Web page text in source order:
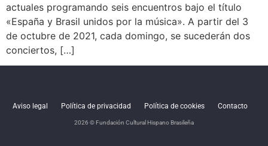
actuales programando seis encuentros bajo el título
«España y Brasil unidos por la música». A partir del 3
de octubre de 2021, cada domingo, se sucederán dos
conciertos, […]
Aviso legal Política de privacidad Política de cookies Contacto
2026 © Fundación Cultural Hispano Brasileña